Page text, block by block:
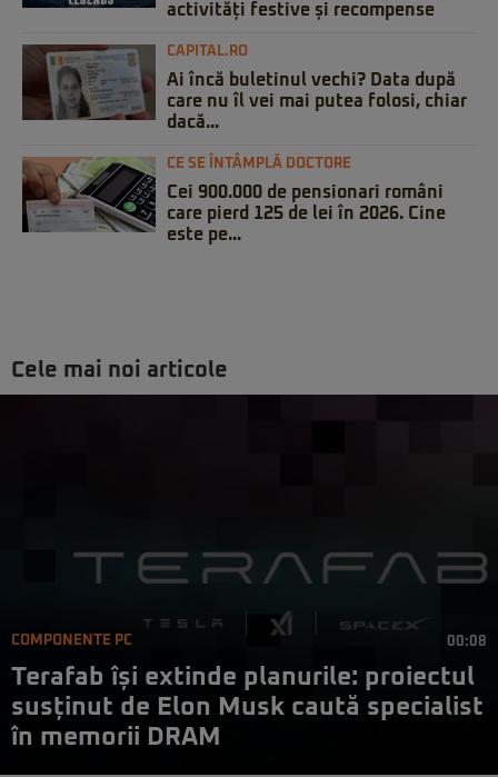
activități festive și recompense
CAPITAL.RO
Ai încă buletinul vechi? Data după
care nu îl vei mai putea folosi, chiar
dacă...
CE SE ÎNTÂMPLĂ DOCTORE
Cei 900.000 de pensionari români
care pierd 125 de lei în 2026. Cine
este pe...
Cele mai noi articole
COMPONENTE PC 00:08
Terafab își extinde planurile: proiectul
susținut de Elon Musk caută specialist
în memorii DRAM